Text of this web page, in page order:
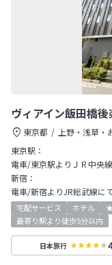
ヴィアイン飯田橋後
東京都 上野・浅草・
東京駅：
電車/東京駅よりＪＲ中央
新宿：
電車/新宿よりJR総武線に
宅配サービス ホテル
最寄り駅より徒歩5分以内
日本旅行